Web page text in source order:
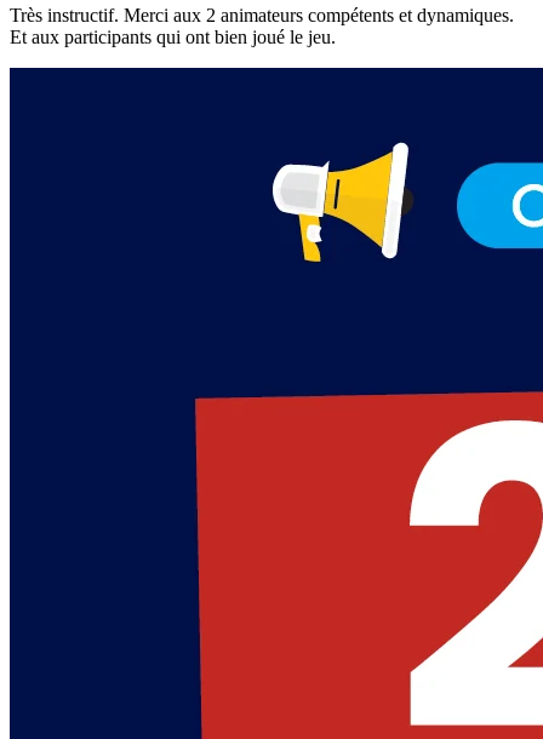
Très instructif. Merci aux 2 animateurs compétents et dynamiques.
Et aux participants qui ont bien joué le jeu.